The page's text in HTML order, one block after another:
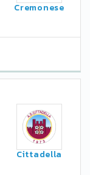
Cremonese
Cittadella